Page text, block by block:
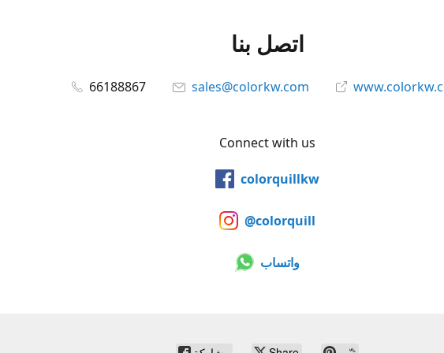
اتصل بنا
66188867 sales@colorkw.com
Connect with us
colorquillkw
@colorquill
واتساب